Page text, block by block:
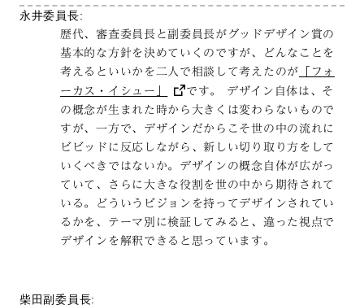
永井委員長:
歴代、審査委員長と副委員長がグッドデザイン賞の
基本的な方針を決めていくのですが、どんなことを
考えるといいかを二人で相談して考えたのが 「フォ
ーカス・イシュー」
です。 デザイン自体は、そ
の概念が生まれた時から大きくは変わらないもので
すが、一方で、デザインだからこそ世の中の流れに
ビビッドに反応しながら、新しい切り取り方をして
いくべきではないか。デザインの概念自体が広がっ
ていて、さらに大きな役割を世の中から期待されて
いる。どういうビジョンを持ってデザインされてい
るかを、テーマ別に検証してみると、違った視点で
デザインを解釈できると思っています。
柴田副委員長: